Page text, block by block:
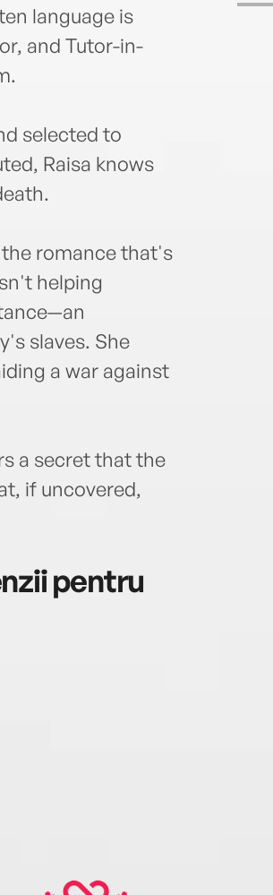
language is
and Tutor-in-
selected to
Raisa knows
romance that's
helping
slaves. She
a war against
a secret that the
if uncovered,
pentru